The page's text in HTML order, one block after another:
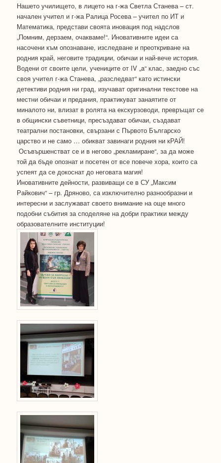
Нашето училището, в лицето на г-жа Светла Станева – ст.
начален учител и г-жа Ралица Росева – учител по ИТ и
Математика, представи своята иновация под надслов
„Помним, дерзаем, очакваме!“. Иновативните идеи са
насочени към опознаване, изследване и преоткриване на
родния край, неговите традиции, обичаи и най-вече история.
Водени от своите цели, учениците от IV „a“ клас, заедно със
своя учител г-жа Станева, „разследват“ като истински
детективи родния ни град, изучават оригинални текстове на
местни обичаи и предания, практикуват занаятите от
миналото ни, влизат в ролята на екскурзоводи, превръщат се
в общински съветници, пресъздават обичаи, създават
театрални постановки, свързани с Първото Българско
царство и не само … обикват завинаги родния ни кРАЙ!
Осъвършенстват се и в негово „рекламиране“, за да може
той да бъде опознат и посетен от все повече хора, които са
успеят да се докоснат до неговата магия!
Иновативните дейности, развиващи се в СУ „Максим
Райкович“ – гр. Дряново, са изключително разнообразни и
интересни и заслужават своето внимание на още много
подобни събития за споделяне на добри практики между
образователните институции!